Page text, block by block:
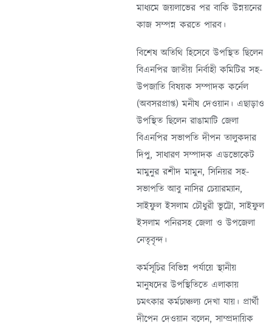
মাধ্যমে জয়লাভের পর বাকি উন্নয়নের
কাজ সম্পন্ন করতে পারব।
বিশেষ অতিথি হিসেবে উপস্থিত ছিলেন
বিএনপির জাতীয় নির্বাহী কমিটির সহ-
উপজাতি বিষয়ক সম্পাদক কর্নেল
(অবসরপ্রাপ্ত) মনীষ দেওয়ান। এছাড়াও
উপস্থিত ছিলেন রাঙামাটি জেলা
বিএনপির সভাপতি দীপন তালুকদার
দিপু, সাধারণ সম্পাদক এডভোকেট
মামুনুর রশীদ মামুন, সিনিয়র সহ-
সভাপতি আবু নাসির চেয়ারম্যান,
সাইফুল ইসলাম চৌধুরী ভুট্টো, সাইফুল
ইসলাম পনিরসহ জেলা ও উপজেলা
নেতৃবৃন্দ।
কর্মসূচির বিভিন্ন পর্যায়ে স্থানীয়
মানুষদের উপস্থিতিতে এলাকায়
চমৎকার কর্মচাঞ্চল্য দেখা যায়। প্রার্থী
দীপেন দেওয়ান বলেন, সাম্প্রদায়িক